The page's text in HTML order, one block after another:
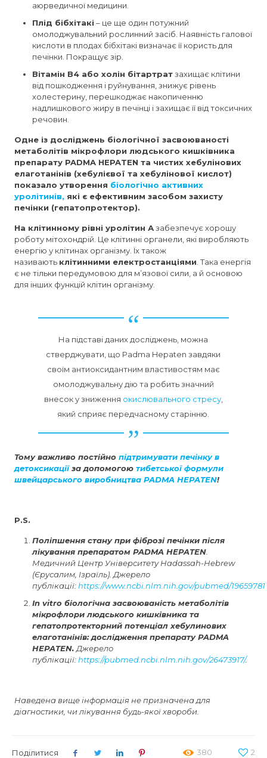
аюрведичної медицини.
Плід бібхітакі – це ще один потужний
омолоджувальний рослинний засіб. Наявність галової
кислоти в плодах бібхітакі визначає її користь для
печінки. Покращує зір.
Вітамін В4 або холін бітартратзахищає клітини
від пошкодження і руйнування, знижує рівень
холестерину, перешкоджає накопиченню
надлишкового жиру в печінці і захищає її від токсичних
речовин.
Одне із досліджень біологічної засвоюваності
метаболітів мікрофлори людського кишківника
препарату PADMA HEPATEN та чистих хебулінових
елаготанінів (хебулієвої та хебулінової кислот)
показало утворення біологічно активних
уролітинів, які є ефективним засобом захисту
печінки (гепатопротектор).
На клітинному рівні уролітин Азабезпечує хорошу
роботу мітохондрій. Це клітинні органели, які виробляють
енергію у клітинах організму. Їх також
називають клітинними електростанціями . Така енергія
є не тільки передумовою для м’язової сили, а й основою
для інших функцій клітин організму.
На підставі даних досліджень, можна
стверджувати, що Padma Hepaten завдяки
своїм антиоксидантним властивостям має
омолоджувальну дію та робить значний
внесок у зниження окислювального стресу,
який сприяє передчасному старінню.
Тому важливо постійнопідтримувати печінку в
детоксикаціїза допомогоютибетської формули
швейцарського виробництва PADMA HEPATEN!
P.S.
Поліпшення стану при фіброзі печінки після
лікування препаратом PADMA HEPATEN
Медичний Центр Університету Hadassah-Hebrew
(Єрусалим, Ізраїль). Джерело
публікації:https://www.ncbi.nlm.nih.gov/pubmed/19659781
In vitro біологічна засвоюваність метаболітів
мікрофлори людського кишківника та
гепатопротекторний потенціал хебулинових
елаготанінів: дослідження препарату PADMA
HEPATEN. Джерело
публікації:https://pubmed.ncbi.nlm.nih.gov/26473917/.
Наведена вище інформація не призначена для
діагностики, чи лікування будь-якої хвороби.
Поділитися 2
380